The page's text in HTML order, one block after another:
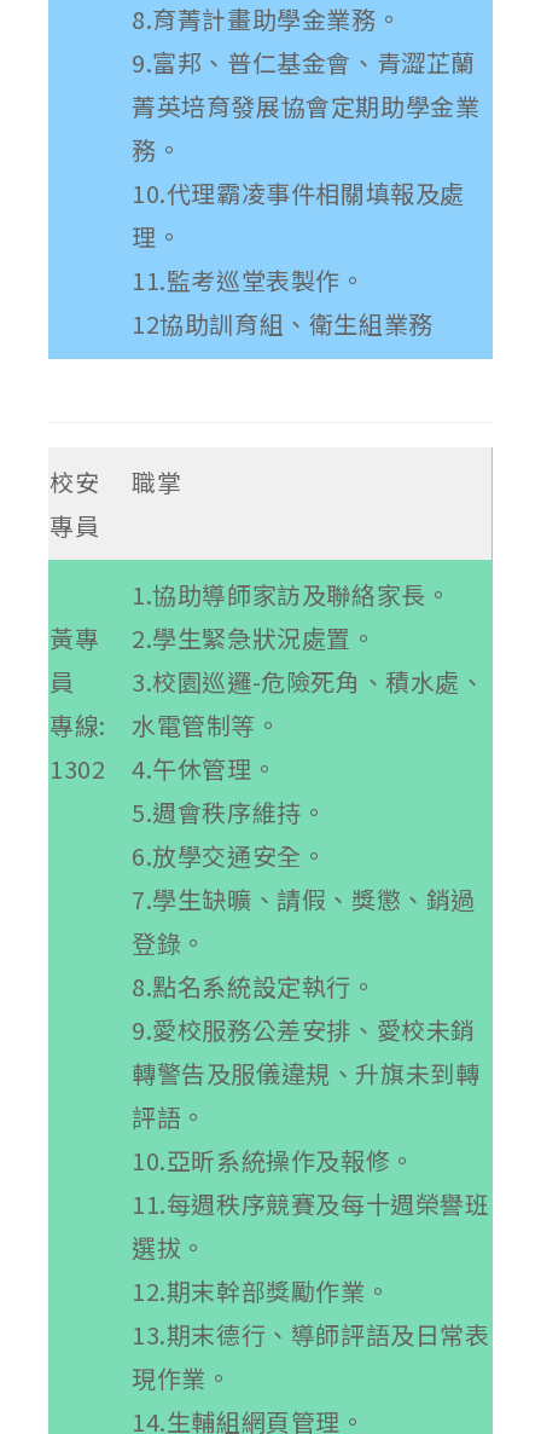
8.育菁計畫助學金業務。
9.富邦、普仁基金會、青澀芷蘭
菁英培育發展協會定期助學金業
務。
10.代理霸凌事件相關填報及處
理。
11.監考巡堂表製作。
12協助訓育組、衛生組業務
校安
專員
職掌
黃專
員
專線:
1302
1.協助導師家訪及聯絡家長。
2.學生緊急狀況處置。
3.校園巡邏-危險死角、積水處、
水電管制等。
4.午休管理。
5.週會秩序維持。
6.放學交通安全。
7.學生缺曠、請假、獎懲、銷過
登錄。
8.點名系統設定執行。
9.愛校服務公差安排、愛校未銷
轉警告及服儀違規、升旗未到轉
評語。
10.亞昕系統操作及報修。
11.每週秩序競賽及每十週榮譽班
選拔。
12.期末幹部獎勵作業。
13.期末德行、導師評語及日常表
現作業。
14.生輔組網頁管理。